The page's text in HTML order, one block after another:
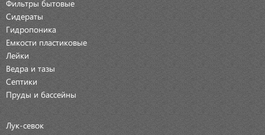
Фильтры бытовые
Сидераты
Гидропоника
Емкости пластиковые
Лейки
Ведра и тазы
Септики
Пруды и бассейны
Лук-севок